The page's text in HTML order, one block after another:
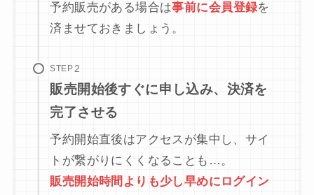
予約販売がある場合は事前に会員登録を
済ませておきましょう。
STEP
販売開始後すぐに申し込み、決済を
完了させる
予約開始直後はアクセスが集中し、サイ
トが繋がりにくくなることも…。
販売開始時間よりも少し早めにログイン